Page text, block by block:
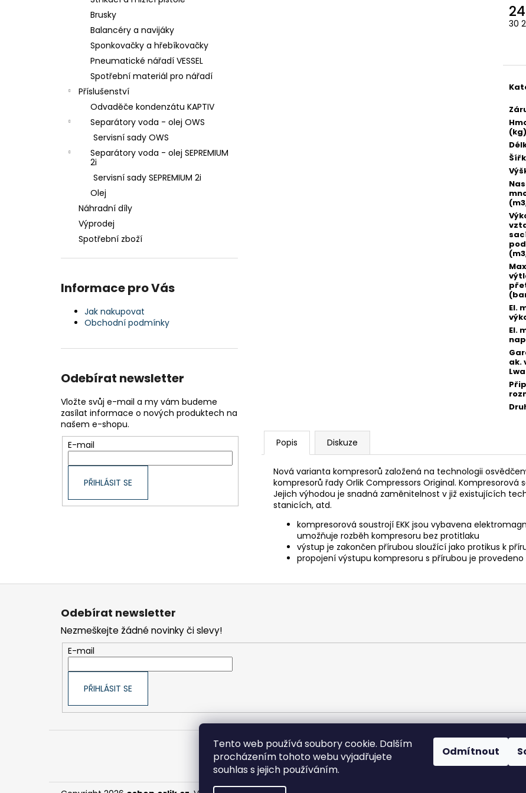
Tento web používá soubory cookie. Dalším
procházením tohoto webu vyjadřujete
souhlas s jejich používáním.
Odmítnout
Brusky
Balancéry a navijáky
Sponkovačky a hřebíkovačky
Pneumatické nářadí VESSEL
Spotřební materiál pro nářadí
Příslušenství
Odvaděče kondenzátu KAPTIV
Separátory voda - olej OWS
Servisní sady OWS
Separátory voda - olej SEPREMIUM
2i
Servisní sady SEPREMIUM 2i
Olej
Náhradní díly
Výprodej
Spotřební zboží
Informace pro Vás
Jak nakupovat
Obchodní podmínky
Odebírat newsletter
Vložte svůj e-mail a my vám budeme
zasílat informace o nových produktech na
našem e-shopu.
E-mail
PŘIHLÁSIT SE
30
(kg)
El.
El.
ak.
Popis Diskuze
Nová varianta kompresorů založená na technologii
kompresorů řady Orlik Compressors Original. Kompresorová
Jejich výhodou je snadná zaměnitelnost v již existujících
stanicích, atd.
kompresorová soustrojí EKK jsou vybavena
umožňuje rozběh kompresoru bez protitlaku
výstup je zakončen přírubou sloužící jako protikus k
propojení výstupu kompresoru s přírubou je
Z
Odebírat newsletter
Nezmeškejte žádné novinky či slevy!
E-mail
PŘIHLÁSIT SE
ORLÍK-KOMPRESORY výrobní družstvo